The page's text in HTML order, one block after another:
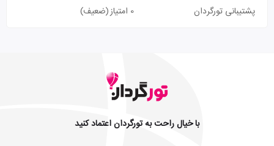
پشتیبانی تورگردان
0 امتیاز (ضعیف)
با خیال راحت به تورگردان اعتماد کنید